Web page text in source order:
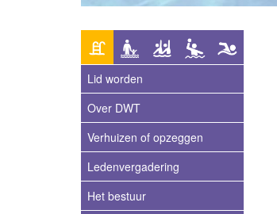
Lid worden
Over DWT
Verhuizen of opzeggen
Ledenvergadering
Het bestuur